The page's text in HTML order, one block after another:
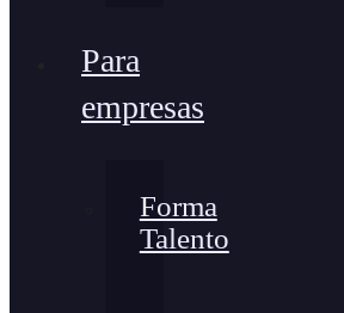
Para
empresas
Forma
Talento